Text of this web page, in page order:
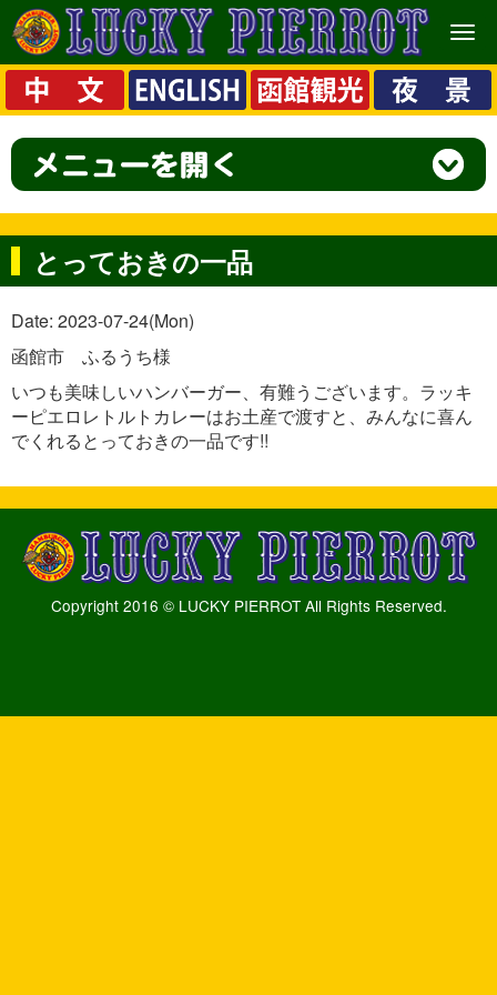
メ
ニ
ュ
ー
とっておきの一品
Date: 2023-07-24(Mon)
函館市 ふるうち様
いつも美味しいハンバーガー、有難うございます。ラッキ
ーピエロレトルトカレーはお土産で渡すと、みんなに喜ん
でくれるとっておきの一品です!!
Copyright 2016 © LUCKY PIERROT All Rights Reserved.